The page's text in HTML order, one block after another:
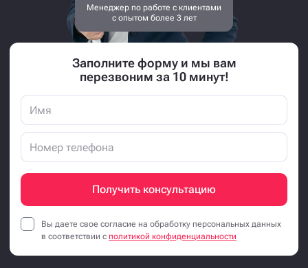
Менеджер по работе с клиентами
с опытом более 3 лет
Заполните форму и мы вам
перезвоним за 10 минут!
Получить консультацию
Вы даете свое согласие на обработку персональных данных
в соответствии с политикой конфиденциальности